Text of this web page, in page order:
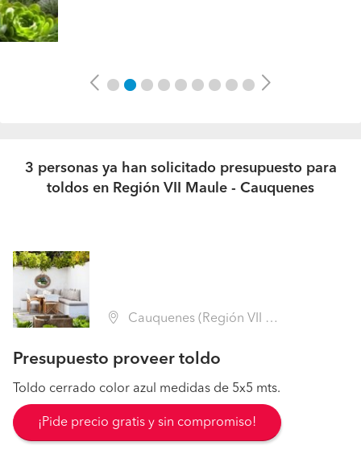
Previous Next
3 personas ya han solicitado presupuesto para
toldos en Región VII Maule - Cauquenes
Cauquenes (Región VII Maule - Cauquenes)
Presupuesto proveer toldo
Toldo cerrado color azul medidas de 5x5 mts.
¡Pide precio gratis y sin compromiso!